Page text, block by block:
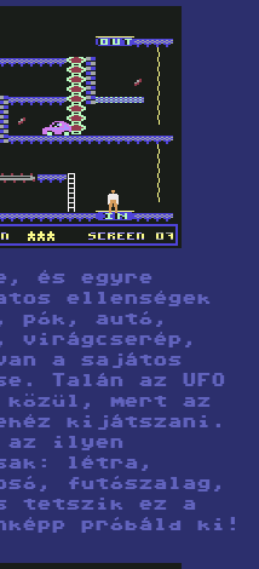
és egyre
ellenségek
pók, autó,
virágcserép,
a sajátos
Talán az UFO
közül, mert az
kijátszani.
az ilyen
létra,
futószalag,
tetszik ez a
próbáld ki!